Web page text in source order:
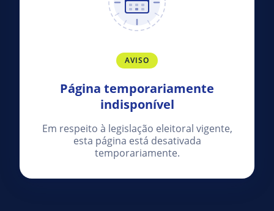
AVISO
Página temporariamente
indisponível
Em respeito à legislação eleitoral vigente,
esta página está desativada
temporariamente.